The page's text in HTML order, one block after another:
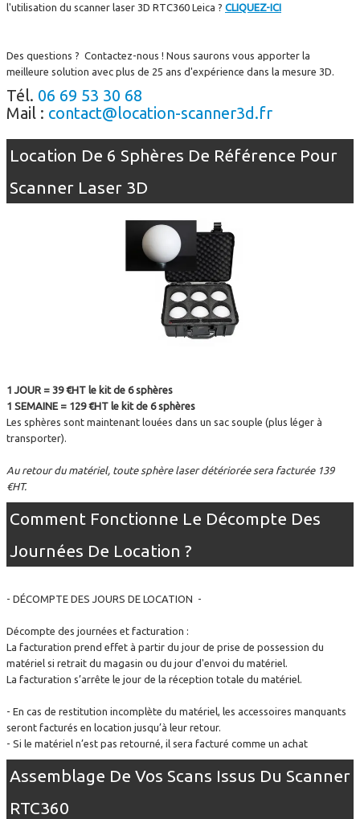
l'utilisation du scanner laser 3D RTC360 Leica ? CLIQUEZ-ICI
Des questions ? Contactez-nous ! Nous saurons vous apporter la
meilleure solution avec plus de 25 ans d'expérience dans la mesure 3D.
Tél. 06 69 53 30 68
Mail : contact@location-scanner3d.fr
Location De 6 Sphères De Référence Pour
Scanner Laser 3D
1 JOUR = 39 €HT le kit de 6 sphères
1 SEMAINE = 129 €HT le kit de 6 sphères
Les sphères sont maintenant louées dans un sac souple (plus léger à
transporter).
Au retour du matériel, toute sphère laser détériorée sera facturée 139
€HT.
Comment Fonctionne Le Décompte Des
Journées De Location ?
- DÉCOMPTE DES JOURS DE LOCATION -
Décompte des journées et facturation :
La facturation prend effet à partir du jour de prise de possession du
matériel si retrait du magasin ou du jour d'envoi du matériel.
La facturation s’arrête le jour de la réception totale du matériel.
- En cas de restitution incomplète du matériel, les accessoires manquants
seront facturés en location jusqu’à leur retour.
- Si le matériel n’est pas retourné, il sera facturé comme un achat
Assemblage De Vos Scans Issus Du Scanner
RTC360